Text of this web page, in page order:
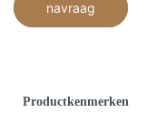
navraag
Productkenmerken